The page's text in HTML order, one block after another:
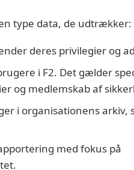
type data, de udtrækker:
deres privilegier og
i F2. Det gælder
og medlemskab af
i organisationens arkiv,
med fokus på